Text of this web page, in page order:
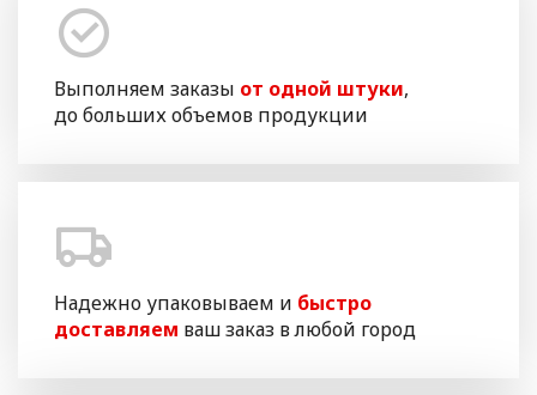
Выполняем заказы от одной штуки,
до больших объемов продукции
Надежно упаковываем и быстро
доставляем ваш заказ в любой город